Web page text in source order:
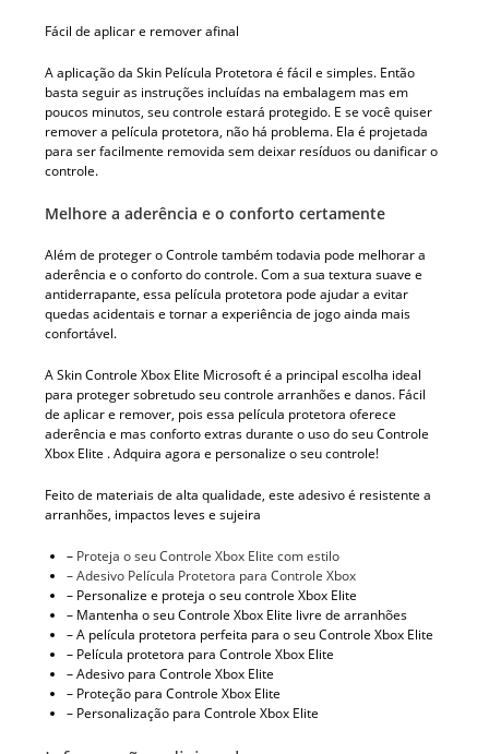
Fácil de aplicar e remover afinal
A aplicação da Skin Película Protetora é fácil e simples. Então
basta seguir as instruções incluídas na embalagem mas em
poucos minutos, seu controle estará protegido. E se você quiser
remover a película protetora, não há problema. Ela é projetada
para ser facilmente removida sem deixar resíduos ou danificar o
controle.
Melhore a aderência e o conforto certamente
Além de proteger o Controle também todavia pode melhorar a
aderência e o conforto do controle. Com a sua textura suave e
antiderrapante, essa película protetora pode ajudar a evitar
quedas acidentais e tornar a experiência de jogo ainda mais
confortável.
A Skin Controle Xbox Elite Microsoft é a principal escolha ideal
para proteger sobretudo seu controle arranhões e danos. Fácil
de aplicar e remover, pois essa película protetora oferece
aderência e mas conforto extras durante o uso do seu Controle
Xbox Elite . Adquira agora e personalize o seu controle!
Feito de materiais de alta qualidade, este adesivo é resistente a
arranhões, impactos leves e sujeira
– Proteja o seu Controle Xbox Elite com estilo
– Adesivo Película Protetora para Controle Xbox
– Personalize e proteja o seu controle Xbox Elite
– Mantenha o seu Controle Xbox Elite livre de arranhões
– A película protetora perfeita para o seu Controle Xbox Elite
– Película protetora para Controle Xbox Elite
– Adesivo para Controle Xbox Elite
– Proteção para Controle Xbox Elite
– Personalização para Controle Xbox Elite